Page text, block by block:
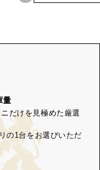
量
だけを見極めた厳選
の1台をお選びいただ